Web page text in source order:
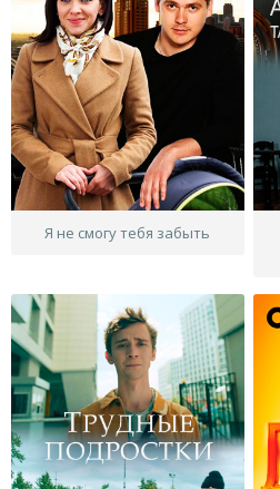
Я не смогу тебя забыть